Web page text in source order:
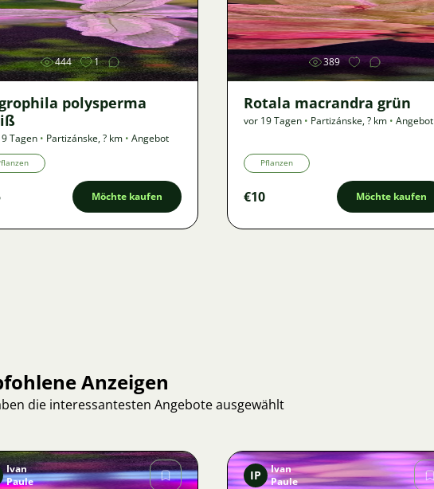
Bild
444 1
polysperma
Tagen • Partizánske,? km • Angebot
Möchte kaufen
Bild
389
Rotala macrandra grün
vor 19 Tagen • Partizánske,? km • Angebot
Pflanzen
€10 Möchte kaufen
Anzeigen
die interessantesten Angebote ausgewählt
Ivan
Paule
IP
Ivan
Paule